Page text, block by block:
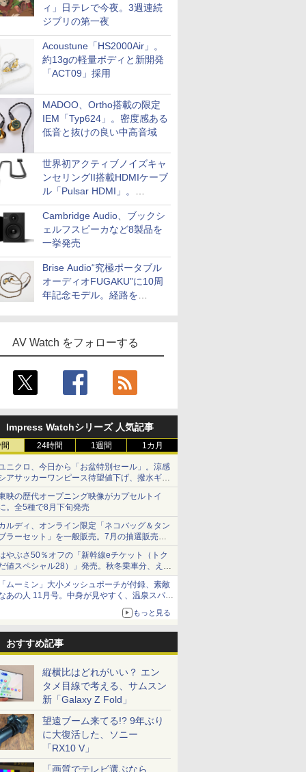
ィ」日テレで今夜。3週連続
ジブリの第一夜
Acoustune「HS2000Air」。
約13gの軽量ボディと新開発
「ACT09」採用
MADOO、Ortho搭載の限定
IEM「Typ624」。密度感ある
低音と抜けの良い中高音域
世界初アクティブノイズキャ
ンセリングII搭載HDMIケーブ
ル「Pulsar HDMI」。
SilentPowerから
Cambridge Audio、ブックシ
ェルフスピーカなど8製品を
一挙発売
Brise Audio“究極ポータブル
オーディオFUGAKU”に10周
年記念モデル。経路を
AV Watch をフォローする
Impress Watchシリーズ 人気記事
24時間 1週間 1カ月
ニクロ、今日から「お盆特別セール」。涼感
アサッカーワンピース待望値下げ、撥水ギア
ョーツは1990円に
映の歴代オープニング映像がカプセルトイ
。全5種で8月下旬発売
ルディ、オンライン限定「ネコバッグ＆タン
ラーセット」を一般販売。7月の抽選販売の
選無効分
やぶさ50％オフの「新幹線eチケット（トク
値スペシャル28）」発売。秋冬乗車分、えき
っと限定
ムーミン」大小メッシュポーチが付録、素敵
あの人 11月号。中身が見やすく、温泉スパに
もっと見る
おすすめ記事
縦横比はどれがいい？ エン
タメ目線で考える、サムスン
新「Galaxy Z Fold」
望遠ブーム来てる!? 9年ぶり
に大復活した、ソニー
「RX10 V」
「画質でテレビ選ぶなら